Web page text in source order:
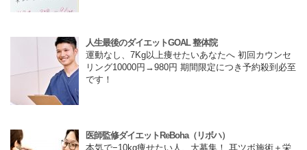
人生最後のダイエットGOAL 整体院
運動なし、7Kg以上痩せたいあなたへ 初回カウンセ
リング10000円→980円 期間限定につき予約殺到必至
です！
医師監修ダイエットReBoha（リボハ）
本気で−10kg痩せたい人、大募集！ 耳ツボ施術＋栄